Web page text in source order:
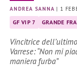
ANDREA SANNA | 1
GF VIP 7 GRANDE
Vincitrice
Varrese: “Non mi
maniera furba”